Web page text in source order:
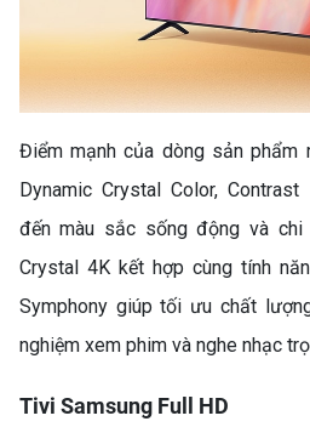
Điểm mạnh của dòng sản phẩm
Dynamic Crystal Color, Contrast
đến màu sắc sống động và
Crystal 4K kết hợp cùng tính
Symphony giúp tối ưu chất
nghiệm xem phim và nghe nhạc
Tivi Samsung Full HD